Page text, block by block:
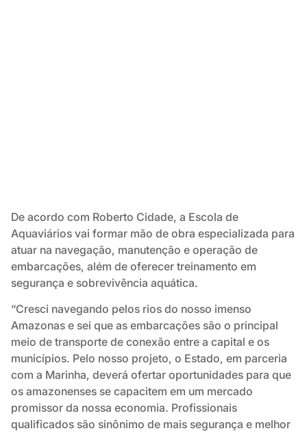
De acordo com Roberto Cidade, a Escola de
Aquaviários vai formar mão de obra especializada para
atuar na navegação, manutenção e operação de
embarcações, além de oferecer treinamento em
segurança e sobrevivência aquática.
“Cresci navegando pelos rios do nosso imenso
Amazonas e sei que as embarcações são o principal
meio de transporte de conexão entre a capital e os
municípios. Pelo nosso projeto, o Estado, em parceria
com a Marinha, deverá ofertar oportunidades para que
os amazonenses se capacitem em um mercado
promissor da nossa economia. Profissionais
qualificados são sinônimo de mais segurança e melhor